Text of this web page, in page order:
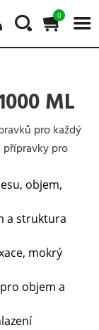
0
ML
pro každý
přípravky pro
objem,
a struktura
mokrý
objem a